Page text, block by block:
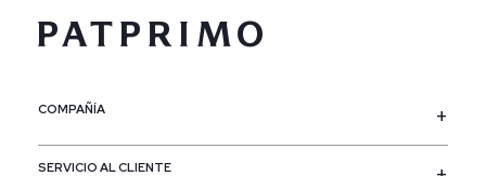
COMPAÑÍA
SERVICIO AL CLIENTE